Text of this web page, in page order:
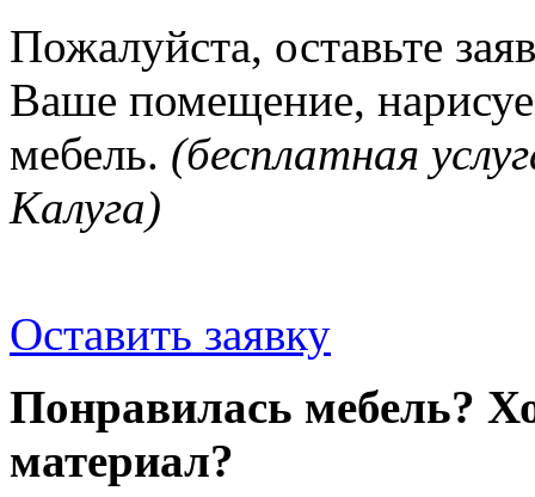
Пожалуйста, оставьте
Ваше помещение,
мебель. (бесплатная
Калуга)
Оставить заявку
Понравилась мебель?
материал?